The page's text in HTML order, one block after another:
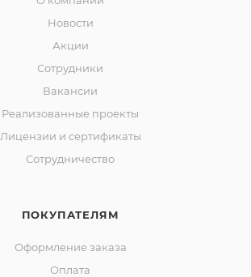
Новости
Акции
Сотрудники
Вакансии
Реализованные проекты
Лицензии и сертификаты
Сотрудничество
ПОКУПАТЕЛЯМ
Оформление заказа
Оплата